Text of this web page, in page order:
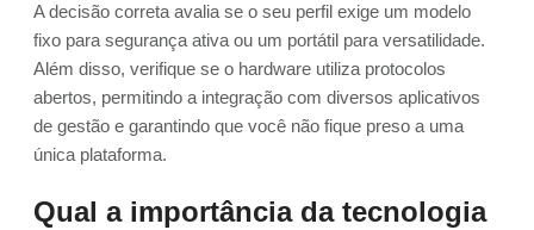
A decisão correta avalia se o seu perfil exige um modelo
fixo para segurança ativa ou um portátil para versatilidade.
Além disso, verifique se o hardware utiliza protocolos
abertos, permitindo a integração com diversos aplicativos
de gestão e garantindo que você não fique preso a uma
única plataforma.
Qual a importância da tecnologia